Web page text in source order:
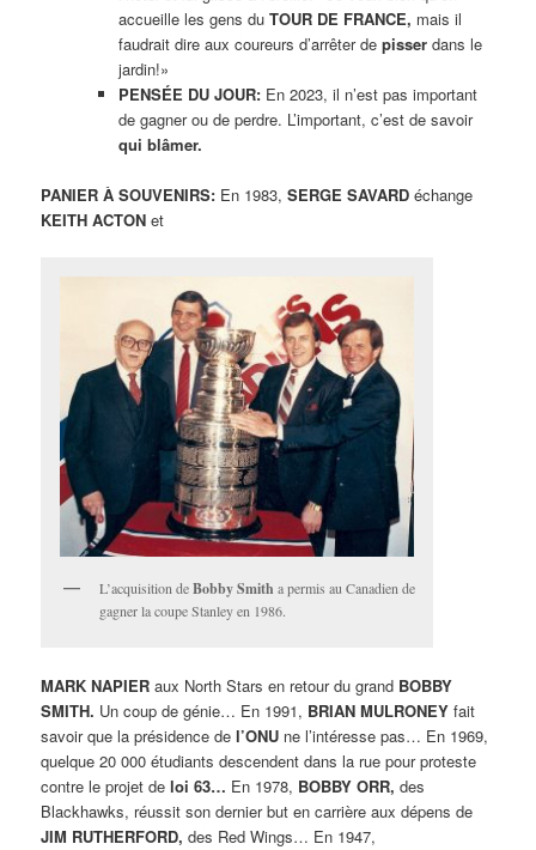
accueille les gens duTOUR DE FRANCE, mais il
faudrait dire aux coureurs d’arrêter depisser dans le
jardin!»
PENSÉE DU JOUR: En 2023, il n’est pas important
de gagner ou de perdre. L’important, c’est de savoir
qui blâmer.
PANIER À SOUVENIRS: En 1983,SERGE SAVARD échange
KEITH ACTON et
L’acquisition deBobby Smith a permis au Canadien de
gagner la coupe Stanley en 1986.
MARK NAPIER aux North Stars en retour du grand BOBBY
SMITH. Un coup de génie… En 1991, BRIAN MULRONEY fait
savoir que la présidence del’ONU ne l’intéresse pas… En 1969,
quelque 20 000 étudiants descendent dans la rue pour proteste
contre le projet deloi 63… En 1978, BOBBY ORR, des
Blackhawks, réussit son dernier but en carrière aux dépens de
JIM RUTHERFORD, des Red Wings… En 1947,